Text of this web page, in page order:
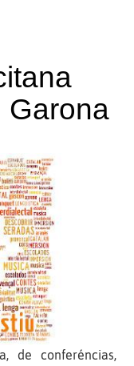
Garona
de conferéncias,